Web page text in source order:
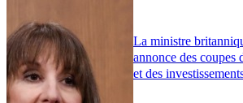
La ministre
annonce des coupes
et des